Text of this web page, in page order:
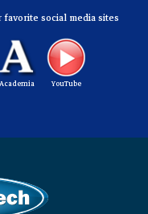
social media sites
YouTube
Academia